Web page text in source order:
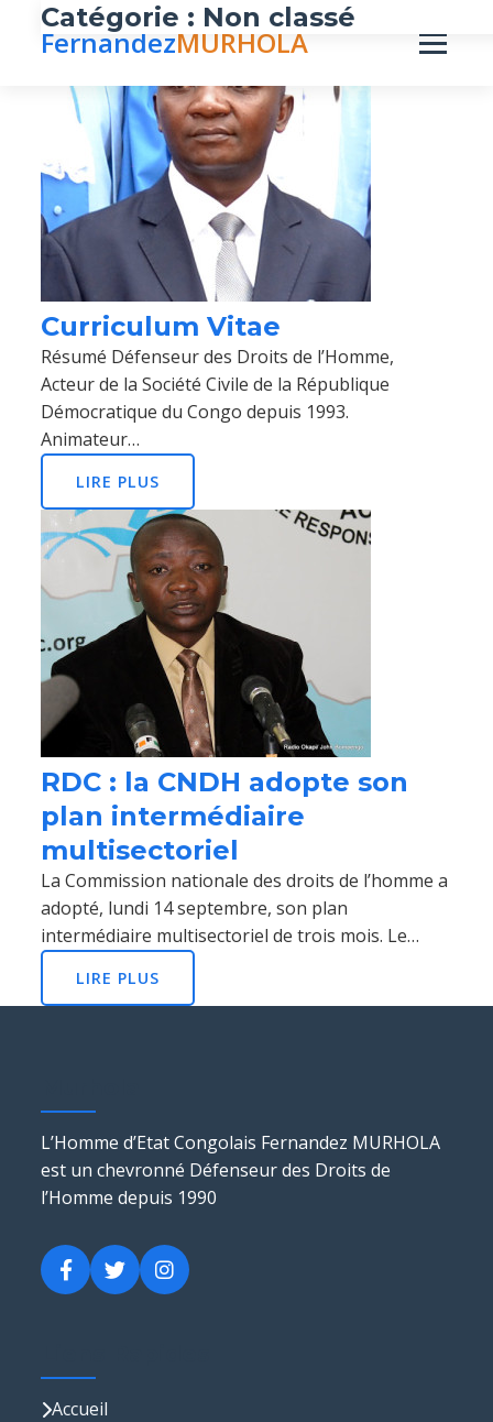
FernandezMURHOLA
Catégorie : Non classé
Curriculum Vitae
Résumé Défenseur des Droits de l’Homme,
Acteur de la Société Civile de la République
Démocratique du Congo depuis 1993.
Animateur…
LIRE PLUS
RDC : la CNDH adopte son
plan intermédiaire
multisectoriel
La Commission nationale des droits de l’homme a
adopté, lundi 14 septembre, son plan
intermédiaire multisectoriel de trois mois. Le…
LIRE PLUS
L’Homme d’Etat Congolais Fernandez MURHOLA
est un chevronné Défenseur des Droits de
l’Homme depuis 1990
Accueil